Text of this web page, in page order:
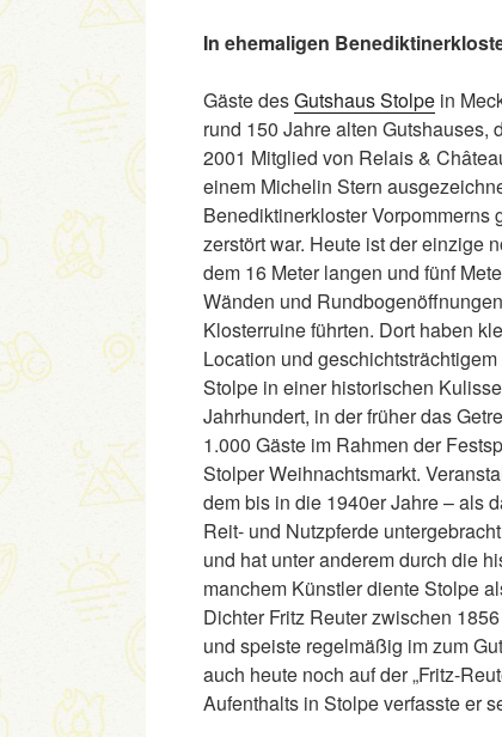
In ehemaligen
Gäste desGutshaus Stolpe in
rund 150 Jahre alten Gutshauses,
2001 Mitglied von Relais &
einem Michelin Stern
Benediktinerkloster
zerstört war. Heute ist der einzige
dem 16 Meter langen und fünf
Wänden und
Klosterruine führten. Dort haben
Location und
Stolpe in einer historischen
Jahrhundert, in der früher das
1.000 Gäste im Rahmen der
Stolper Weihnachtsmarkt.
dem bis in die 1940er Jahre – als
Reit- und Nutzpferde
und hat unter anderem durch die
manchem Künstler diente Stolpe
Dichter Fritz Reuter zwischen
und speiste regelmäßig im zum
auch heute noch auf der „Fritz-
Aufenthalts in Stolpe verfasste er